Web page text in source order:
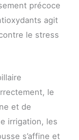
précoce
agit
le stress
le
et de
irrigation, les
s’affine et